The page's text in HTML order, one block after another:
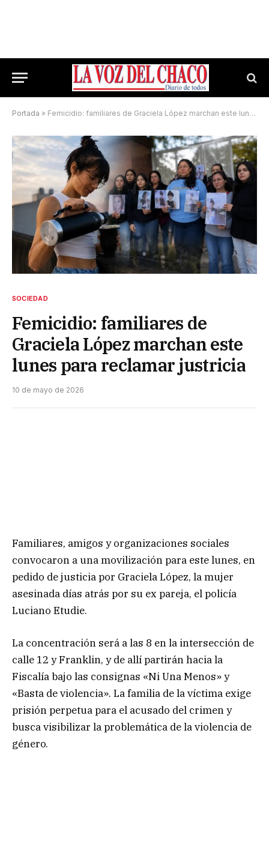
Portada » Femicidio: familiares de Graciela López marchan este lunes para reclamar justricia
SOCIEDAD
Femicidio: familiares de
Graciela López marchan este
lunes para reclamar justricia
10 de mayo de 2026
Familiares, amigos y organizaciones sociales
convocaron a una movilización para este lunes, en
pedido de justicia por Graciela López, la mujer
asesinada días atrás por su ex pareja, el policía
Luciano Etudie.
La concentración será a las 8 en la intersección de
calle 12 y Franklin, y de allí partirán hacia la
Fiscalía bajo las consignas «Ni Una Menos» y
«Basta de violencia». La familia de la víctima exige
prisión perpetua para el acusado del crimen y
busca visibilizar la problemática de la violencia de
género.